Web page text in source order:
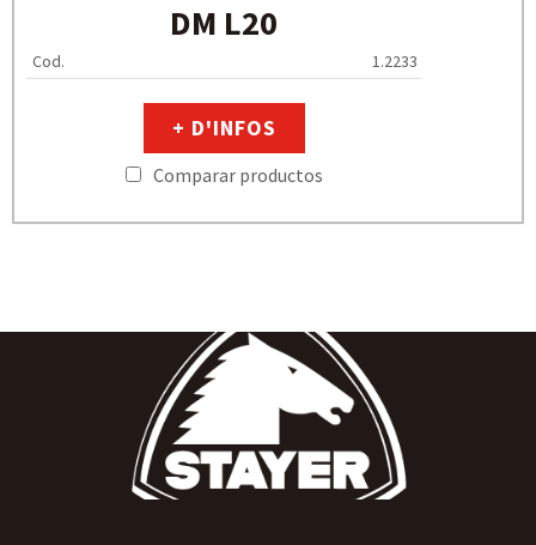
DM L20
Cod. 1.2233
+ D'INFOS
Comparar productos